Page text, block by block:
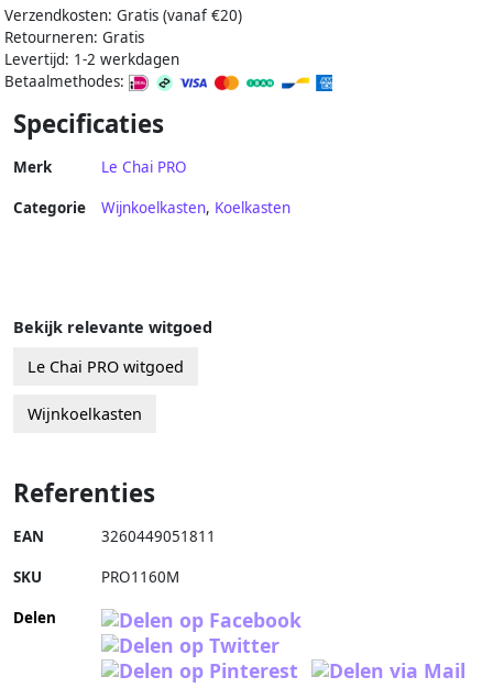
Verzendkosten: Gratis (vanaf €20)
Retourneren: Gratis
Levertijd: 1-2 werkdagen
Betaalmethodes:
Specificaties
Merk Le Chai PRO
Categorie Wijnkoelkasten, Koelkasten
Bekijk relevante witgoed
Le Chai PRO witgoed
Wijnkoelkasten
Referenties
EAN 3260449051811
SKU PRO1160M
Delen